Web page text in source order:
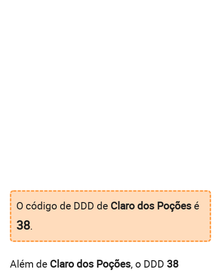
O código de DDD de Claro dos Poções é
38.
Além de Claro dos Poções, o DDD 38